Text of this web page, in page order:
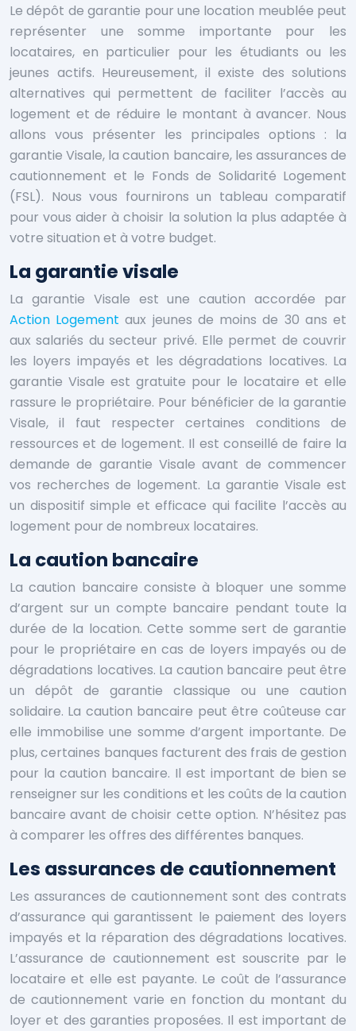
Le dépôt de garantie pour une location meublée peut
représenter une somme importante pour les
locataires, en particulier pour les étudiants ou les
jeunes actifs. Heureusement, il existe des solutions
alternatives qui permettent de faciliter l’accès au
logement et de réduire le montant à avancer. Nous
allons vous présenter les principales options : la
garantie Visale, la caution bancaire, les assurances de
cautionnement et le Fonds de Solidarité Logement
(FSL). Nous vous fournirons un tableau comparatif
pour vous aider à choisir la solution la plus adaptée à
votre situation et à votre budget.
La garantie visale
La garantie Visale est une caution accordée par
Action Logementaux jeunes de moins de 30 ans et
aux salariés du secteur privé. Elle permet de couvrir
les loyers impayés et les dégradations locatives. La
garantie Visale est gratuite pour le locataire et elle
rassure le propriétaire. Pour bénéficier de la garantie
Visale, il faut respecter certaines conditions de
ressources et de logement. Il est conseillé de faire la
demande de garantie Visale avant de commencer
vos recherches de logement. La garantie Visale est
un dispositif simple et efficace qui facilite l’accès au
logement pour de nombreux locataires.
La caution bancaire
La caution bancaire consiste à bloquer une somme
d’argent sur un compte bancaire pendant toute la
durée de la location. Cette somme sert de garantie
pour le propriétaire en cas de loyers impayés ou de
dégradations locatives. La caution bancaire peut être
un dépôt de garantie classique ou une caution
solidaire. La caution bancaire peut être coûteuse car
elle immobilise une somme d’argent importante. De
plus, certaines banques facturent des frais de gestion
pour la caution bancaire. Il est important de bien se
renseigner sur les conditions et les coûts de la caution
bancaire avant de choisir cette option. N’hésitez pas
à comparer les offres des différentes banques.
Les assurances de cautionnement
Les assurances de cautionnement sont des contrats
d’assurance qui garantissent le paiement des loyers
impayés et la réparation des dégradations locatives.
L’assurance de cautionnement est souscrite par le
locataire et elle est payante. Le coût de l’assurance
de cautionnement varie en fonction du montant du
loyer et des garanties proposées. Il est important de